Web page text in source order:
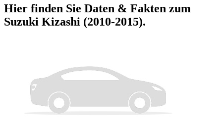
Hier finden Sie Daten & Fakten zum
Suzuki Kizashi (2010-2015).